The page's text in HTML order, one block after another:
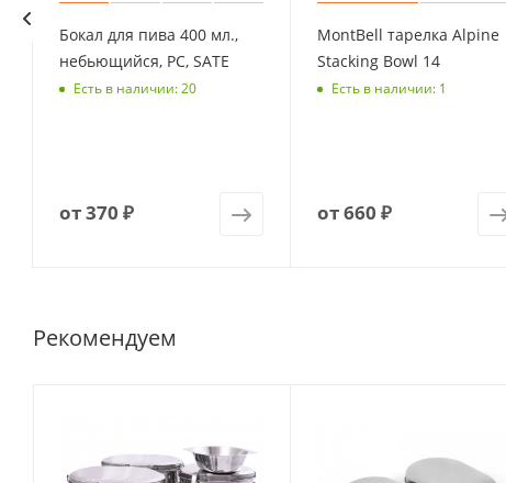
Бокал для пива 400 мл.,
небьющийся, PС, SATE
Есть в наличии: 20
от370 ₽
MontBell тарелка Alpine
Stacking Bowl 14
Есть в наличии: 1
от660 ₽
Рекомендуем